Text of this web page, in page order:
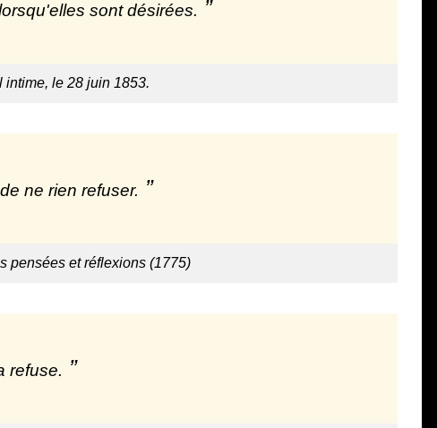
sont désirées.
intime, le 28 juin 1853.
ne rien refuser.
pensées et réflexions (1775)
refuse.